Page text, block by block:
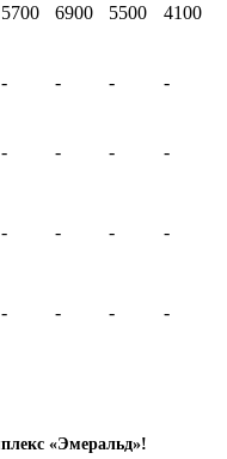
5700 6900 5500 4100
- - - -
- - - -
- - - -
- - - -
«Эмеральд»!